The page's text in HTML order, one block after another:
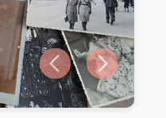
slideNext slide